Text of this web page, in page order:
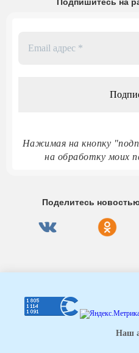
Нажимая на кнопку
на обработку моих
Поделитесь
Наш